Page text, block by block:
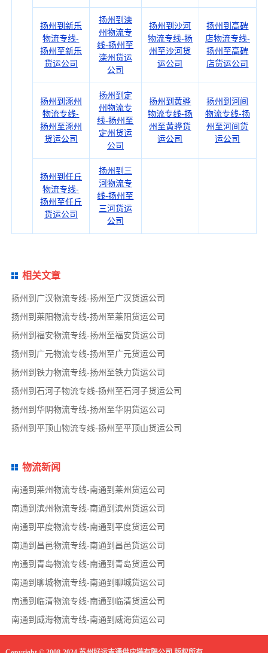
扬州到新乐
物流专线-
扬州至新乐
货运公司
扬州到滦
州物流专
线-扬州至
滦州货运
公司
扬州到沙河
物流专线-扬
州至沙河货
运公司
扬州到高碑
店物流专线-
扬州至高碑
店货运公司
扬州到涿州
物流专线-
扬州至涿州
货运公司
扬州到定
州物流专
线-扬州至
定州货运
公司
扬州到黄骅
物流专线-扬
州至黄骅货
运公司
扬州到河间
物流专线-扬
州至河间货
运公司
扬州到任丘
物流专线-
扬州至任丘
货运公司
扬州到三
河物流专
线-扬州至
三河货运
公司
相关文章
扬州到广汉物流专线-扬州至广汉货运公司
扬州到莱阳物流专线-扬州至莱阳货运公司
扬州到福安物流专线-扬州至福安货运公司
扬州到广元物流专线-扬州至广元货运公司
扬州到铁力物流专线-扬州至铁力货运公司
扬州到石河子物流专线-扬州至石河子货运公司
扬州到华阴物流专线-扬州至华阴货运公司
扬州到平顶山物流专线-扬州至平顶山货运公司
物流新闻
南通到莱州物流专线-南通到莱州货运公司
南通到滨州物流专线-南通到滨州货运公司
南通到平度物流专线-南通到平度货运公司
南通到昌邑物流专线-南通到昌邑货运公司
南通到青岛物流专线-南通到青岛货运公司
南通到聊城物流专线-南通到聊城货运公司
南通到临清物流专线-南通到临清货运公司
南通到威海物流专线-南通到威海货运公司